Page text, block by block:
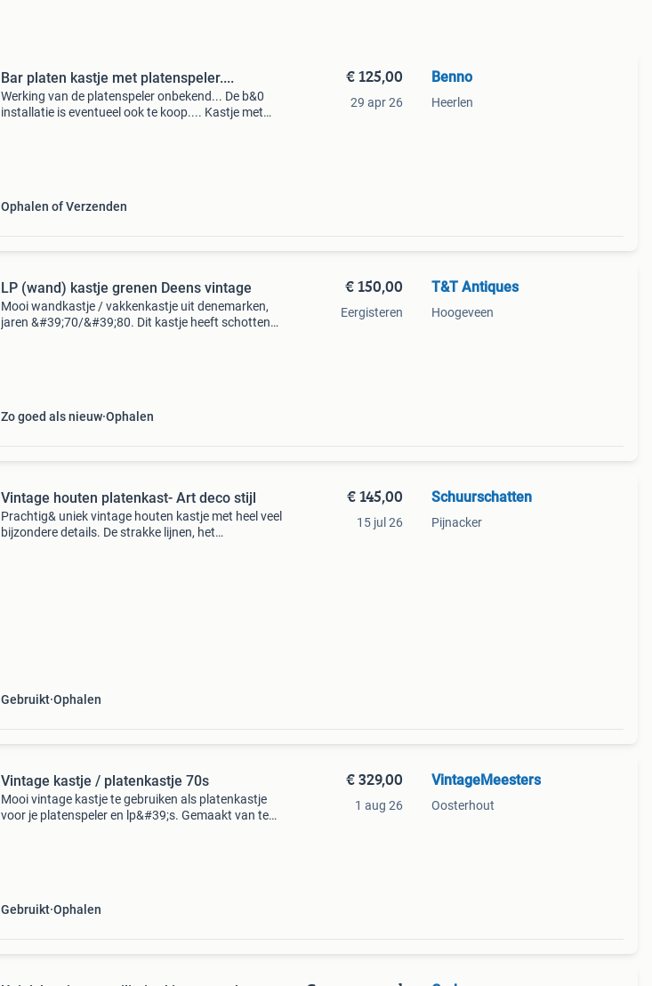
Bar platen kastje met platenspeler....
Werking van de platenspeler onbekend... De b&0
installatie is eventueel ook te koop.... Kastje met
Ophalen of Verzenden
€ 125,00
29 apr 26
Benno
Heerlen
LP (wand) kastje grenen Deens vintage
Mooi wandkastje / vakkenkastje uit denemarken,
jaren &#39;70/&#39;80. Dit kastje heeft schotten
Zo goed als nieuw Ophalen
€ 150,00
Eergisteren
T&T Antiques
Hoogeveen
Vintage houten platenkast- Art deco stijl
Prachtig& uniek vintage houten kastje met heel veel
bijzondere details. De strakke lijnen, het
Gebruikt Ophalen
€ 145,00
15 jul 26
Schuurschatten
Pijnacker
Vintage kastje / platenkastje 70s
Mooi vintage kastje te gebruiken als platenkastje
voor je platenspeler en lp&#39;s. Gemaakt van teak
Gebruikt Ophalen
€ 329,00
1 aug 26
VintageMeesters
Oosterhout